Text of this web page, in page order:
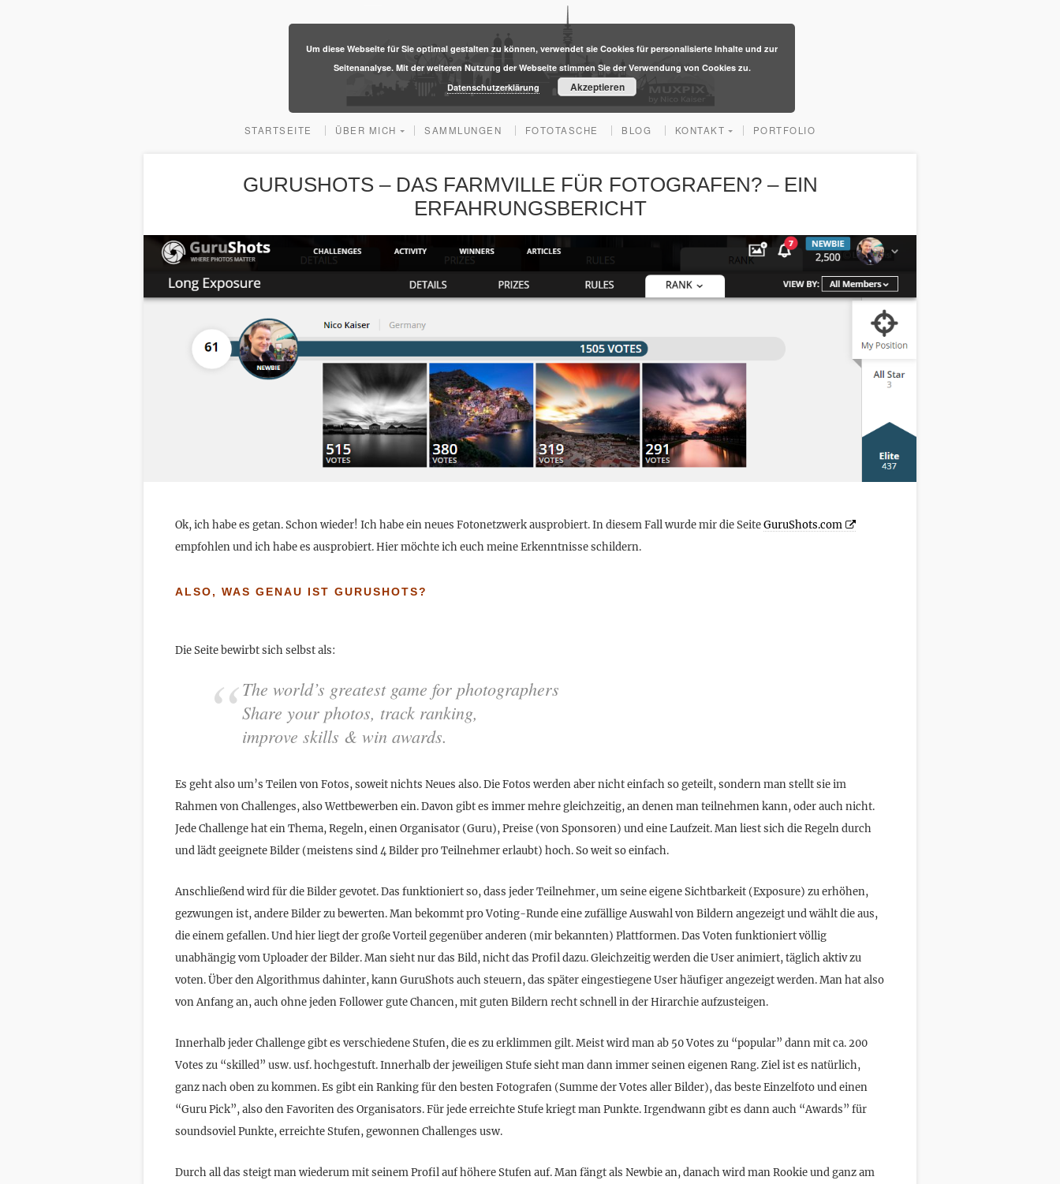
STARTSEITE ÜBER MICH SAMMLUNGEN FOTOTASCHE BLOG KONTAKT PORTFOLIO
GURUSHOTS – DAS FARMVILLE FÜR FOTOGRAFEN? – EIN
ERFAHRUNGSBERICHT
Ok, ich habe es getan. Schon wieder! Ich habe ein neues Fotonetzwerk ausprobiert. In diesem Fall wurde mir die SeiteGuruShots.com
empfohlen und ich habe es ausprobiert. Hier möchte ich euch meine Erkenntnisse schildern.
ALSO, WAS GENAU IST GURUSHOTS?
Die Seite bewirbt sich selbst als:
The world’s greatest game for photographers
Share your photos, track ranking,
improve skills & win awards.
Es geht also um’s Teilen von Fotos, soweit nichts Neues also. Die Fotos werden aber nicht einfach so geteilt, sondern man stellt sie im
Rahmen von Challenges, also Wettbewerben ein. Davon gibt es immer mehre gleichzeitig, an denen man teilnehmen kann, oder auch nicht.
Jede Challenge hat ein Thema, Regeln, einen Organisator (Guru), Preise (von Sponsoren) und eine Laufzeit. Man liest sich die Regeln durch
und lädt geeignete Bilder (meistens sind 4 Bilder pro Teilnehmer erlaubt) hoch. So weit so einfach.
Anschließend wird für die Bilder gevotet. Das funktioniert so, dass jeder Teilnehmer, um seine eigene Sichtbarkeit (Exposure) zu erhöhen,
gezwungen ist, andere Bilder zu bewerten. Man bekommt pro Voting-Runde eine zufällige Auswahl von Bildern angezeigt und wählt die aus,
die einem gefallen. Und hier liegt der große Vorteil gegenüber anderen (mir bekannten) Plattformen. Das Voten funktioniert völlig
unabhängig vom Uploader der Bilder. Man sieht nur das Bild, nicht das Profil dazu. Gleichzeitig werden die User animiert, täglich aktiv zu
voten. Über den Algorithmus dahinter, kann GuruShots auch steuern, das später eingestiegene User häufiger angezeigt werden. Man hat also
von Anfang an, auch ohne jeden Follower gute Chancen, mit guten Bildern recht schnell in der Hirarchie aufzusteigen.
Innerhalb jeder Challenge gibt es verschiedene Stufen, die es zu erklimmen gilt. Meist wird man ab 50 Votes zu “popular” dann mit ca. 200
Votes zu “skilled” usw. usf. hochgestuft. Innerhalb der jeweiligen Stufe sieht man dann immer seinen eigenen Rang. Ziel ist es natürlich,
ganz nach oben zu kommen. Es gibt ein Ranking für den besten Fotografen (Summe der Votes aller Bilder), das beste Einzelfoto und einen
“Guru Pick”, also den Favoriten des Organisators. Für jede erreichte Stufe kriegt man Punkte. Irgendwann gibt es dann auch “Awards” für
soundsoviel Punkte, erreichte Stufen, gewonnen Challenges usw.
Durch all das steigt man wiederum mit seinem Profil auf höhere Stufen auf. Man fängt als Newbie an, danach wird man Rookie und ganz am
​Um diese Webseite für Sie optimal gestalten zu können, verwendet sie Cookies für personalisierte Inhalte und zur
Seitenanalyse. Mit der weiteren Nutzung der Webseite stimmen Sie der Verwendung von Cookies zu.
Datenschutzerklärung
Akzeptieren